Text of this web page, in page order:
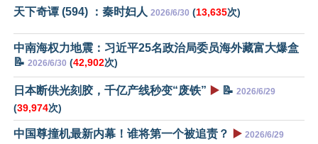
天下奇谭 (594) ：秦时妇人 2026/6/30 (13,635次)
中南海权力地震：习近平25名政治局委员海外藏富大爆盒
📝 2026/6/30 (42,902次)
日本断供光刻胶，千亿产线秒变“废铁” ▶️ 📝 2026/6/29
(39,974次)
中国尊撞机最新内幕！谁将第一个被追责？ ▶️ 2026/6/29